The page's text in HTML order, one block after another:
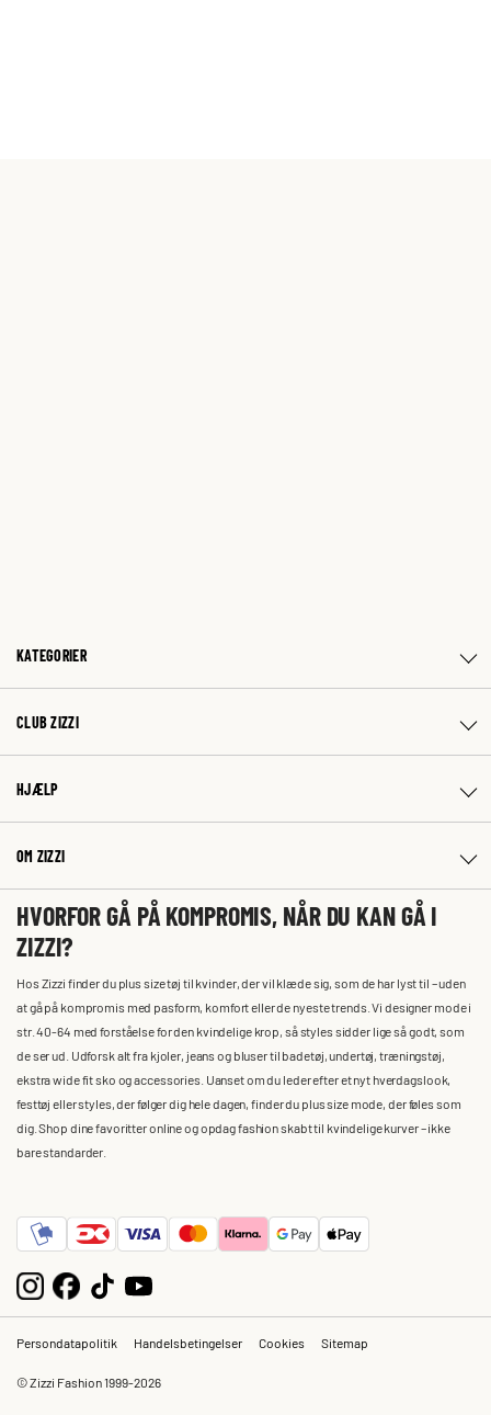
KATEGORIER
CLUB ZIZZI
HJÆLP
OM ZIZZI
HVORFOR GÅ PÅ KOMPROMIS, NÅR DU KAN GÅ I
ZIZZI?
Hos Zizzi finder du plus size tøj til kvinder, der vil klæde sig, som de har lyst til – uden
at gå på kompromis med pasform, komfort eller de nyeste trends. Vi designer mode i
str. 40-64 med forståelse for den kvindelige krop, så styles sidder lige så godt, som
de ser ud. Udforsk alt fra kjoler, jeans og bluser til badetøj, undertøj, træningstøj,
ekstra wide fit sko og accessories. Uanset om du leder efter et nyt hverdagslook,
festtøj eller styles, der følger dig hele dagen, finder du plus size mode, der føles som
dig. Shop dine favoritter online og opdag fashion skabt til kvindelige kurver – ikke
bare standarder.
Persondatapolitik Handelsbetingelser Cookies Sitemap
© Zizzi Fashion 1999-2026